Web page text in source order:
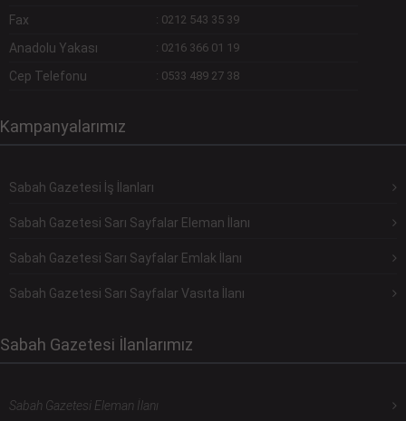
Fax : 0212 543 35 39
Anadolu Yakası : 0216 366 01 19
Cep Telefonu : 0533 489 27 38
Kampanyalarımız
Sabah Gazetesi İş İlanları
Sabah Gazetesi Sarı Sayfalar Eleman İlanı
Sabah Gazetesi Sarı Sayfalar Emlak İlanı
Sabah Gazetesi Sarı Sayfalar Vasıta İlanı
Sabah Gazetesi İlanlarımız
Sabah Gazetesi Eleman İlanı